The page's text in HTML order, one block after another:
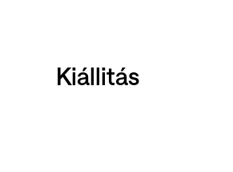
Kiállitás